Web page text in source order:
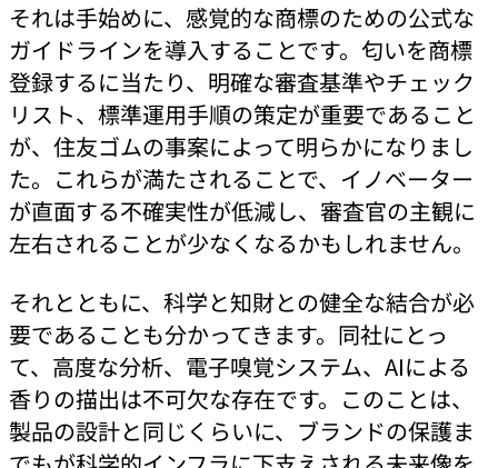
それは手始めに、感覚的な商標のための公式な
ガイドラインを導入することです。匂いを商標
登録するに当たり、明確な審査基準やチェック
リスト、標準運用手順の策定が重要であること
が、住友ゴムの事案によって明らかになりまし
た。これらが満たされることで、イノベーター
が直面する不確実性が低減し、審査官の主観に
左右されることが少なくなるかもしれません。
それとともに、科学と知財との健全な結合が必
要であることも分かってきます。同社にとっ
て、高度な分析、電子嗅覚システム、AIによる
香りの描出は不可欠な存在です。このことは、
製品の設計と同じくらいに、ブランドの保護ま